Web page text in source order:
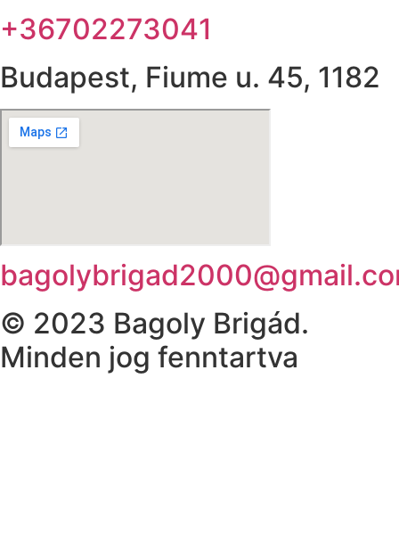
+36702273041
Budapest, Fiume u. 45, 1182
© 2023 Bagoly Brigád.
Minden jog fenntartva